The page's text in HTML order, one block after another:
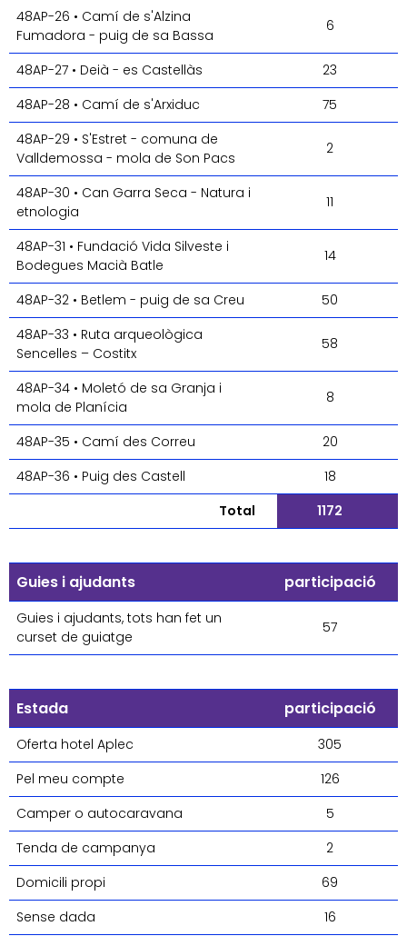
48AP-26 • Camí de s'Alzina
Fumadora - puig de sa Bassa
6
48AP-27 • Deià - es Castellàs
23
48AP-28 • Camí de s'Arxiduc
75
48AP-29 • S'Estret - comuna de
Valldemossa - mola de Son Pacs
2
48AP-30 • Can Garra Seca - Natura i
etnologia
11
48AP-31 • Fundació Vida Silveste i
Bodegues Macià Batle
14
48AP-32 • Betlem - puig de sa Creu
50
48AP-33 • Ruta arqueològica
Sencelles – Costitx
58
48AP-34 • Moletó de sa Granja i
mola de Planícia
8
48AP-35 • Camí des Correu
20
48AP-36 • Puig des Castell
18
Total
1172
Guies i ajudants participació
Guies i ajudants, tots han fet un
curset de guiatge
57
Estada participació
Oferta hotel Aplec
305
Pel meu compte
126
Camper o autocaravana
5
Tenda de campanya
2
Domicili propi
69
Sense dada
16